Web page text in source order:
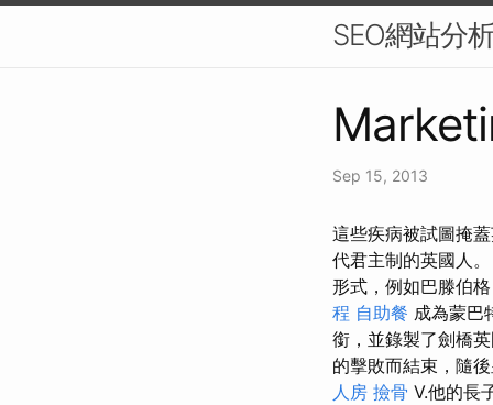
SEO網站分
Sep 15, 2013
這些疾病被試圖掩
代君主制的英國人。
形式，例如巴滕伯
程 自助餐 成為蒙巴
銜，並錄製了劍橋
的擊敗而結束，隨
人房 撿骨 V.他的長